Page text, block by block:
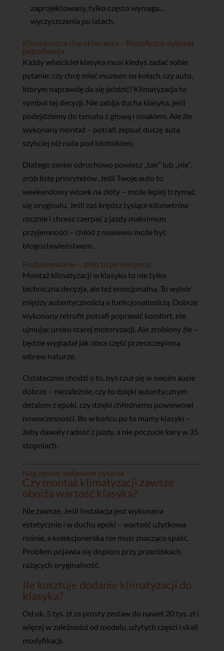
zaprojektowany, tylko często wymaga…
wyczyszczenia po latach.
Klima kontra charakter auta – filozoficzny dylemat
petrolheada
Każdy właściciel klasyka musi kiedyś zadać sobie
pytanie: czy chcę mieć muzeum na kołach, czy auto,
którym naprawdę da się jeździć? Klimatyzacja to
symbol tej decyzji. Nie zabija ducha klasyka, jeśli
podejdziemy do tematu z głową i smakiem. Ale źle
wykonany montaż – potrafi zepsuć duszę auta
szybciej niż ruda pod błotnikiem.
Dlatego zanim odruchowo powiesz „tak” lub „nie”,
zrób listę priorytetów. Jeśli Twoje auto to
weekendowy wózek na zloty – może lepiej trzymać
się oryginału. Jeśli zaś kręcisz tysiące kilometrów
rocznie i chcesz czerpać z jazdy maksimum
przyjemności – chłód z nawiewu może być
błogosławieństwem.
Podsumowanie – zrób to po swojemu
Montaż klimatyzacji w klasyku to nie tylko
techniczna decyzja, ale też emocjonalna. To wybór
między autentycznością a funkcjonalnością. Dobrze
wykonany retrofit potrafi poprawić komfort, nie
ujmując uroku starej motoryzacji. Ale zrobiony źle –
będzie wyglądał jak obca część przeszczepiona
wbrew naturze.
Ostatecznie chodzi o to, byś czuł się w swoim aucie
dobrze – niezależnie, czy to dzięki autentycznym
detalom z epoki, czy dzięki chłodnemu powiewowi
nowoczesności. Bo w końcu po to mamy klasyki –
żeby dawały radość z jazdy, a nie poczucie kary w 35
stopniach.
Najczęściej zadawane pytania
Czy montaż klimatyzacji zawsze
obniża wartość klasyka?
Nie zawsze. Jeśli instalacja jest wykonana
estetycznie i w duchu epoki – wartość użytkowa
rośnie, a kolekcjonerska nie musi znacząco spaść.
Problem pojawia się dopiero przy przeróbkach
rażących oryginalność.
Ile kosztuje dodanie klimatyzacji do
klasyka?
Od ok. 5 tys. zł za prosty zestaw do nawet 20 tys. zł i
więcej w zależności od modelu, użytych części i skali
modyfikacji.